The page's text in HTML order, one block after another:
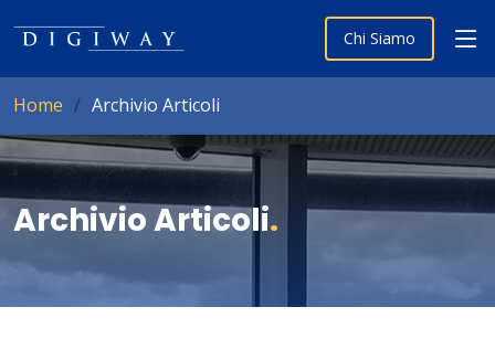
Chi Siamo
Home Archivio Articoli
Archivio Articoli.